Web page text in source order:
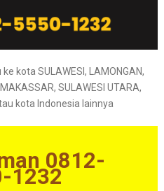
kota SULAWESI, LAMONGAN,
SULAWESI UTARA,
kota Indonesia lainnya
0812-
1232